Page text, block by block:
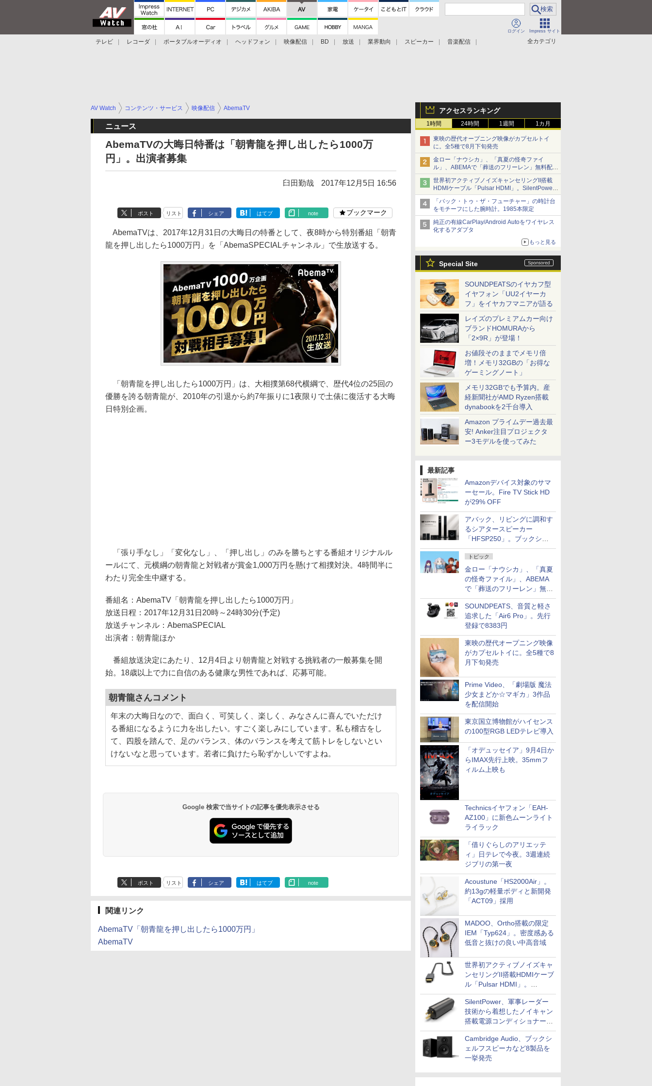
ログイン Impress サイト
全カテゴリ
テレビ レコーダ ポータブルオーディオ ヘッドフォン 映像配信 BD 放送 業界動向 スピーカー
音楽配信
アクセスランキング
1時間 24時間 1週間 1カ月
東映の歴代オープニング映像がカプセルトイ
に。全5種で8月下旬発売
金ロー「ナウシカ」、「真夏の怪奇ファイ
ル」、ABEMAで「葬送のフリーレン」無料配信
など。夏の特番・配信情報
世界初アクティブノイズキャンセリングII搭載
HDMIケーブル「Pulsar HDMI」。SilentPower
から
「バック・トゥ・ザ・フューチャー」の時計台
をモチーフにした腕時計。1985本限定
純正の有線CarPlay/Android Autoをワイヤレス
化するアダプタ
もっと見る
Special Site
SOUNDPEATSのイヤカフ型
イヤフォン「UU2イヤーカ
フ」をイヤカフマニアが語る
レイズのプレミアムカー向け
ブランドHOMURAから
「2×9R」が登場！
お値段そのままでメモリ倍
増！メモリ32GBの「お得な
ゲーミングノート」
メモリ32GBでも予算内。産
経新聞社がAMD Ryzen搭載
dynabookを2千台導入
Amazon プライムデー過去最
安! Anker注目プロジェクタ
ー3モデルを使ってみた
最新記事
Amazonデバイス対象のサマ
ーセール。Fire TV Stick HD
が29% OFF
アバック、リビングに調和す
るシアタースピーカー
「HFSP250」。ブックシェ
ルフはペア3万円以下
トピック
金ロー「ナウシカ」、「真夏
の怪奇ファイル」、ABEMA
で「葬送のフリーレン」無料
配信など。夏の特番・配信情
報
SOUNDPEATS、音質と軽さ
追求した「Air6 Pro」。先行
登録で8383円
東映の歴代オープニング映像
がカプセルトイに。全5種で8
月下旬発売
Prime Video、「劇場版 魔法
少女まどか☆マギカ」3作品
を配信開始
東京国立博物館がハイセンス
の100型RGB LEDテレビ導入
「オデュッセイア」9月4日か
らIMAX先行上映。35mmフ
ィルム上映も
Technicsイヤフォン「EAH-
AZ100」に新色ムーンライト
ライラック
「借りぐらしのアリエッテ
ィ」日テレで今夜。3週連続
ジブリの第一夜
Acoustune「HS2000Air」。
約13gの軽量ボディと新開発
「ACT09」採用
MADOO、Ortho搭載の限定
IEM「Typ624」。密度感ある
低音と抜けの良い中高音域
世界初アクティブノイズキャ
ンセリングII搭載HDMIケーブ
ル「Pulsar HDMI」。
SilentPowerから
SilentPower、軍事レーダー
技術から着想したノイキャン
搭載電源コンディショナー
「AC iPurifier2」
Cambridge Audio、ブックシ
ェルフスピーカなど8製品を
一挙発売
AV Watch コンテンツ・サービス 映像配信 AbemaTV
ニュース
AbemaTVの大晦日特番は「朝青龍を押し出したら1000万
円」。出演者募集
臼田勤哉 2017年12月5日 16:56
ポスト リスト シェア はてブ note ブックマーク
AbemaTVは、2017年12月31日の大晦日の特番として、夜8時から特別番組「朝青
龍を押し出したら1000万円」を「AbemaSPECIALチャンネル」で生放送する。
「朝青龍を押し出したら1000万円」は、大相撲第68代横綱で、歴代4位の25回の
優勝を誇る朝青龍が、2010年の引退から約7年振りに1夜限りで土俵に復活する大晦
日特別企画。
「張り手なし」「変化なし」、「押し出し」のみを勝ちとする番組オリジナルル
ールにて、元横綱の朝青龍と対戦者が賞金1,000万円を懸けて相撲対決。4時間半に
わたり完全生中継する。
番組名：AbemaTV「朝青龍を押し出したら1000万円」
放送日程：2017年12月31日20時～24時30分(予定)
放送チャンネル：AbemaSPECIAL
出演者：朝青龍ほか
番組放送決定にあたり、12月4日より朝青龍と対戦する挑戦者の一般募集を開
始。18歳以上で力に自信のある健康な男性であれば、応募可能。
朝青龍さんコメント
年末の大晦日なので、面白く、可笑しく、楽しく、みなさんに喜んでいただけ
る番組になるように力を出したい。すごく楽しみにしています。私も稽古をし
て、四股を踏んで、足のバランス、体のバランスを考えて筋トレをしないとい
けないなと思っています。若者に負けたら恥ずかしいですよね。
Google 検索で当サイトの記事を優先表示させる
ポスト リスト シェア はてブ note
関連リンク
AbemaTV「朝青龍を押し出したら1000万円」
AbemaTV